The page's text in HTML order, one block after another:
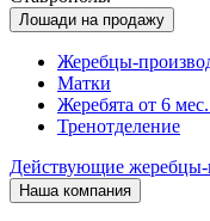
Лошади на продажу
Жеребцы-
Матки
Жеребята от 6
Тренотделение
Действующие жеребцы-
Наша компания